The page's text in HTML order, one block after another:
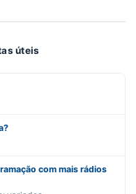
úteis
com mais rádios